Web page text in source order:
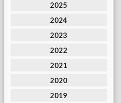
2025
2024
2023
2022
2021
2020
2019